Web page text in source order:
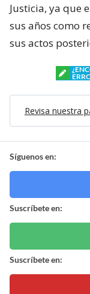
Justicia, ya que
sus años como
sus actos
Revisa nuestra
Síguenos en:
Suscríbete en:
Suscríbete en: